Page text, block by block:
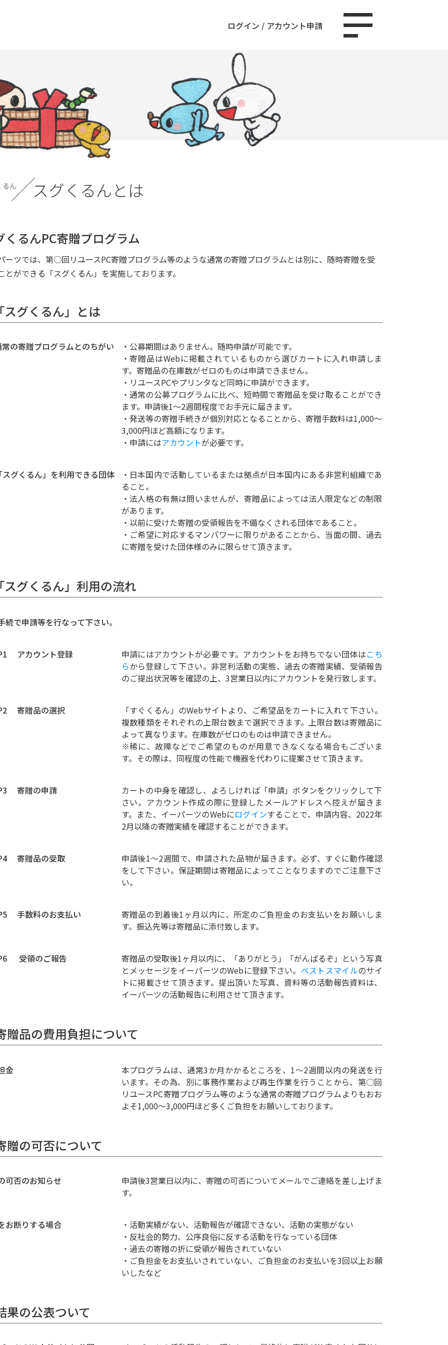
ログイン / アカウント申請
るん スグくるんとは
くるんPC寄贈プログラム
ーツでは、第○回リユースPC寄贈プログラム等のような通常の寄贈プログラムとは別に、随時寄贈を受
とができる「スグくるん」を実施しております。
スグくるん」とは
の寄贈プログラムとのちがい
・公募期間はありません。随時申請が可能です。
・寄贈品はWebに掲載されているものから選びカートに入れ申請しま
す。寄贈品の在庫数がゼロのものは申請できません。
・リユースPCやプリンタなど同時に申請ができます。
・通常の公募プログラムに比べ、短時間で寄贈品を受け取ることができ
ます。申請後1〜2週間程度でお手元に届きます。
・発送等の寄贈手続きが個別対応となることから、寄贈手数料は1,000〜
3,000円ほど高額になります。
・申請にはアカウントが必要です。
グくるん」を利用できる団体
・日本国内で活動しているまたは拠点が日本国内にある非営利組織であ
ること。
・法人格の有無は問いませんが、寄贈品によっては法人限定などの制限
があります。
・以前に受けた寄贈の受領報告を不備なくされる団体であること。
・ご希望に対応するマンパワーに限りがあることから、当面の間、過去
に寄贈を受けた団体様のみに限らせて頂きます。
スグくるん」利用の流れ
続で申請等を行なって下さい。
アカウント登録 申請にはアカウントが必要です。アカウントをお持ちでない団体はこち
らから登録して下さい。非営利活動の実態、過去の寄贈実績、受領報告
のご提出状況等を確認の上、3営業日以内にアカウントを発行致します。
寄贈品の選択
「すぐくるん」のWebサイトより、ご希望品をカートに入れて下さい。
複数種類をそれぞれの上限台数まで選択できます。上限台数は寄贈品に
よって異なります。在庫数がゼロのものは申請できません。
※稀に、故障などでご希望のものが用意できなくなる場合もございま
す。その際は、同程度の性能で機器を代わりに提案させて頂きます。
寄贈の申請
カートの中身を確認し、よろしければ「申請」ボタンをクリックして下
さい。アカウント作成の際に登録したメールアドレスへ控えが届きま
す。また、イーパーツのWebにログインすることで、申請内容、2022年
2月以降の寄贈実績を確認することができます。
寄贈品の受取
申請後1〜2週間で、申請された品物が届きます。必ず、すぐに動作確認
をして下さい。保証期間は寄贈品によってことなりますのでご注意下さ
い。
手数料のお支払い
寄贈品の到着後1ヶ月以内に、所定のご負担金のお支払いをお願いしま
す。振込先等は寄贈品に添付致します。
受領のご報告
寄贈品の受取後1ヶ月以内に、「ありがとう」「がんばるぞ」という写真
とメッセージをイーパーツのWebに登録下さい。 ベストスマイルのサイ
トに掲載させて頂きます。提出頂いた写真、資料等の活動報告資料は、
イーパーツの活動報告に利用させて頂きます。
贈品の費用負担について
金
本プログラムは、通常3か月かかるところを、1〜2週間以内の発送を行
います。その為、別に事務作業および再生作業を行うことから、第○回
リユースPC寄贈プログラム等のような通常の寄贈プログラムよりもおお
よそ1,000〜3,000円ほど多くご負担をお願いしております。
贈の可否について
可否のお知らせ
申請後3営業日以内に、寄贈の可否についてメールでご連絡を差し上げま
す。
お断りする場合
・活動実績がない、活動報告が確認できない、活動の実態がない
・反社会的勢力、公序良俗に反する活動を行なっている団体
・過去の寄贈の折に受領が報告されていない
・ご負担金をお支払いされていない、ご負担金のお支払いを3回以上お願
いしたなど
果の公表ついて